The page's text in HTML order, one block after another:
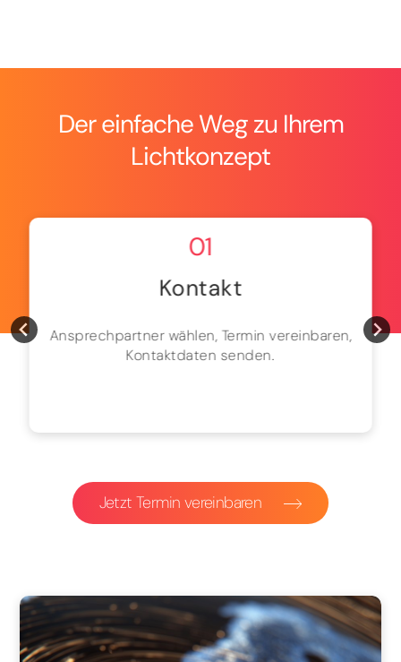
Der einfache Weg zu Ihrem
Lichtkonzept
01
Kontakt
Ansprechpartner wählen, Termin vereinbaren,
Kontaktdaten senden.
Jetzt Termin vereinbaren